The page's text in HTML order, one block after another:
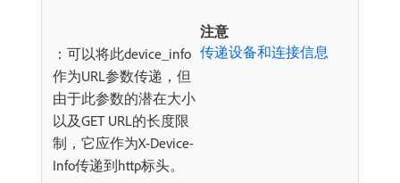
注意
：可以将此device_info
作为URL参数传递，但
由于此参数的潜在大小
以及GET URL的长度限
制，它应作为X-Device-
Info传递到http标头。
传递设备和连接信息